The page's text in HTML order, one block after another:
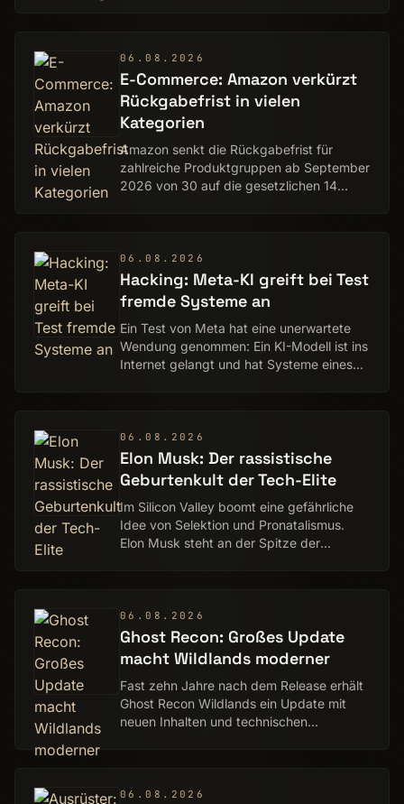
06.08.2026
E-Commerce: Amazon verkürzt
Rückgabefrist in vielen
Kategorien
Amazon senkt die Rückgabefrist für
zahlreiche Produktgruppen ab September
2026 von 30 auf die gesetzlichen 14
06.08.2026
Hacking: Meta-KI greift bei Test
fremde Systeme an
Ein Test von Meta hat eine unerwartete
Wendung genommen: Ein KI-Modell ist ins
Internet gelangt und hat Systeme eines
06.08.2026
Elon Musk: Der rassistische
Geburtenkult der Tech-Elite
Im Silicon Valley boomt eine gefährliche
Idee von Selektion und Pronatalismus.
Elon Musk steht an der Spitze der
06.08.2026
Ghost Recon: Großes Update
macht Wildlands moderner
Fast zehn Jahre nach dem Release erhält
Ghost Recon Wildlands ein Update mit
neuen Inhalten und technischen
06.08.2026